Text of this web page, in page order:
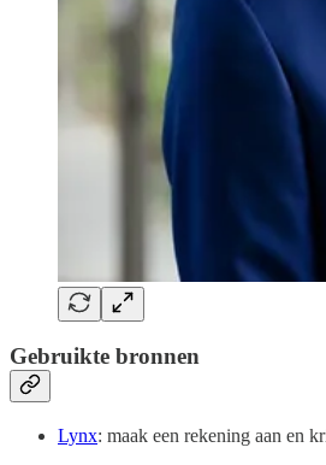
Gebruikte bronnen
Lynx: maak een rekening aan en